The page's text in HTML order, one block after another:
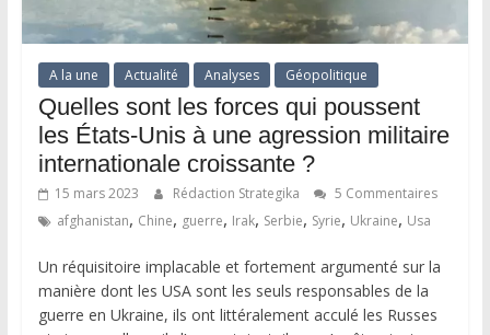
A la une Actualité Analyses Géopolitique
Quelles sont les forces qui poussent
les États-Unis à une agression militaire
internationale croissante ?
15 mars 2023 Rédaction Strategika
5 Commentaires
afghanistan, Chine, guerre, Irak, Serbie, Syrie, Ukraine, Usa
Un réquisitoire implacable et fortement argumenté sur la
manière dont les USA sont les seuls responsables de la
guerre en Ukraine, ils ont littéralement acculé les Russes